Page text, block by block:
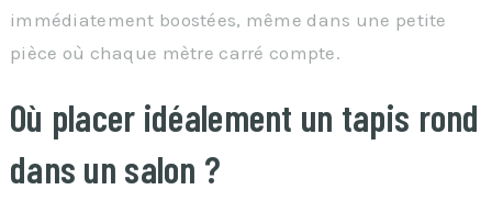
immédiatement boostées, même dans une petite
pièce où chaque mètre carré compte.
Où placer idéalement un tapis rond
dans un salon ?